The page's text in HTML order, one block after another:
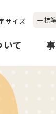
サイズ 標準
て